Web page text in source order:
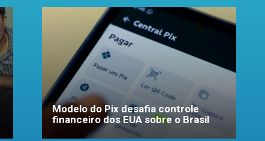
Modelo do Pix desafia controle
financeiro dos EUA sobre o Brasil